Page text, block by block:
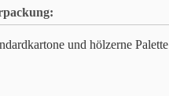
und hölzerne Palette